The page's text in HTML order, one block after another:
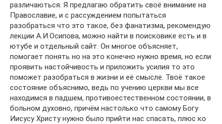
различаються. Я предлагаю обратить своё внимание на
Православие, и с рассуждением попытаться
разобраться что это такое, без фанатизма, рекомендую
лекции А.И.Осипова, можно найти в поисковике есть и в
ютубе и отдельный сайт. Он многое объясняет,
помогает понять но на это конечно нужно время, но если
проявить настойчивость и приложить усилия то это
поможет разобраться в жизни и её смысле. Твоё такое
состояние объяснимо, ведь по учению церкви мы все
находимся в падшем, противоестественном состоянии, в
больном духовно, причём настолько что самому Богу
Иисусу Христу нужно было прийти нас спасать, плюс ко